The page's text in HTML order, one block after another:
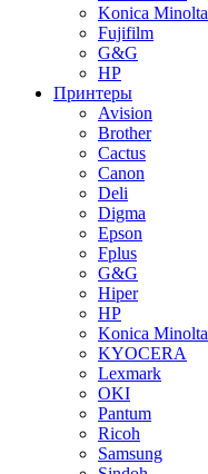
Konica Minolta
Fujifilm
G&G
HP
Принтеры
Avision
Brother
Cactus
Canon
Deli
Digma
Epson
Fplus
G&G
Hiper
HP
Konica Minolta
KYOCERA
Lexmark
OKI
Pantum
Ricoh
Samsung